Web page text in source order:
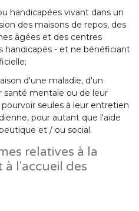
handicapées vivant dans un
des maisons de repos, des
âgées et des centres
- et ne bénéficiant
d'une maladie, d'un
santé mentale ou de leur
seules à leur entretien
pour autant que l'aide
et / ou social.
relatives à la
à l'accueil des